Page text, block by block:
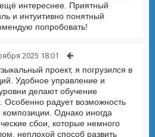
ещё интереснее. Приятный
и интуитивно понятный
попробовать!
2025 18:01
проект, я погрузился в
Удобное управление и
делают обучение
радует возможность
Однако иногда
сбои, которые немного
неплохой способ развить